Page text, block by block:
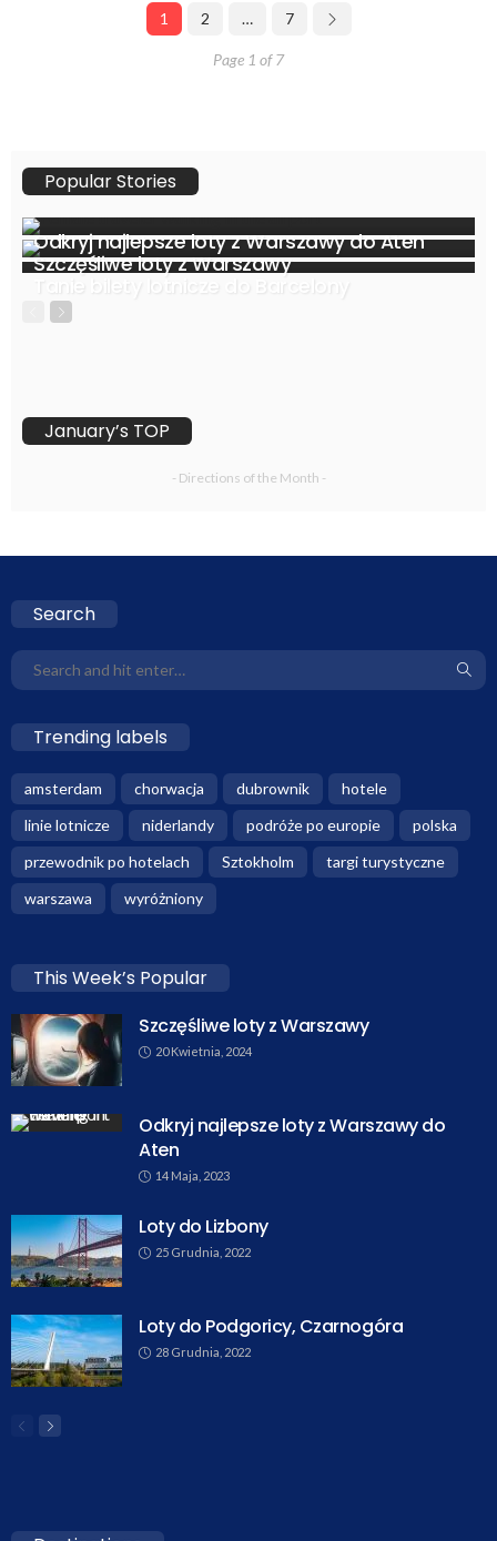
1 2 … 7
Page 1 of 7
Popular Stories
Odkryj najlepsze loty z Warszawy do Aten
Szczęśliwe loty z Warszawy
Tanie bilety lotnicze do Barcelony
January’s TOP
- Directions of the Month -
Search
Trending labels
amsterdam chorwacja dubrownik
hotele
linie lotnicze
niderlandy podróże po europie
polska
przewodnik po hotelach
Sztokholm
targi turystyczne
warszawa
wyróżniony
This Week’s Popular
Szczęśliwe loty z Warszawy
20 Kwietnia, 2024
Odkryj najlepsze loty z Warszawy do
Aten
14 Maja, 2023
Loty do Lizbony
25 Grudnia, 2022
Loty do Podgoricy, Czarnogóra
28 Grudnia, 2022